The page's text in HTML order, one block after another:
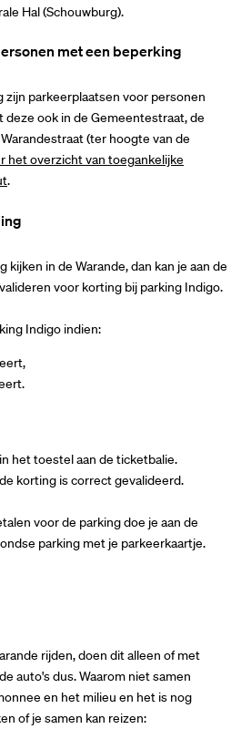
Hal (Schouwburg).
met een beperking
zijn parkeerplaatsen voor personen
deze ook in de Gemeentestraat, de
(ter hoogte van de
het overzicht van toegankelijke
.
kijken in de Warande, dan kan je aan de
voor korting bij parking Indigo.
Indigo indien:
het toestel aan de ticketbalie.
korting is correct gevalideerd.
voor de parking doe je aan de
parking met je parkeerkaartje.
rijden, doen dit alleen of met
auto's dus. Waarom niet samen
en het milieu en het is nog
of je samen kan reizen:
Inzoomen